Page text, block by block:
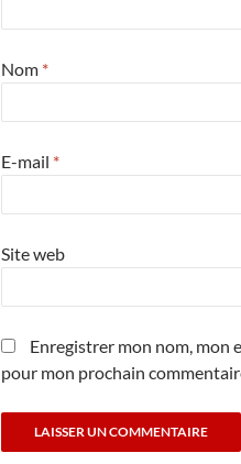
Nom *
E-mail *
Site web
Enregistrer mon nom, mon
pour mon prochain